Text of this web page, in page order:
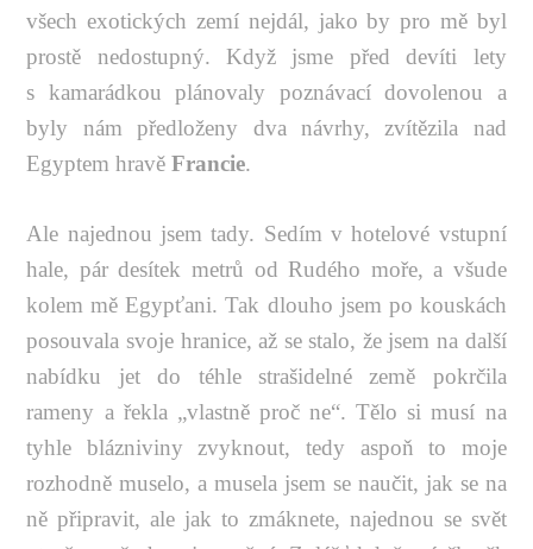
všech exotických zemí nejdál, jako by pro mě byl
prostě nedostupný. Když jsme před devíti lety
s kamarádkou plánovaly poznávací dovolenou a
byly nám předloženy dva návrhy, zvítězila nad
Egyptem hravěFrancie.
Ale najednou jsem tady. Sedím v hotelové vstupní
hale, pár desítek metrů od Rudého moře, a všude
kolem mě Egypťani. Tak dlouho jsem po kouskách
posouvala svoje hranice, až se stalo, že jsem na další
nabídku jet do téhle strašidelné země pokrčila
rameny a řekla „vlastně proč ne“. Tělo si musí na
tyhle blázniviny zvyknout, tedy aspoň to moje
rozhodně muselo, a musela jsem se naučit, jak se na
ně připravit, ale jak to zmáknete, najednou se svět